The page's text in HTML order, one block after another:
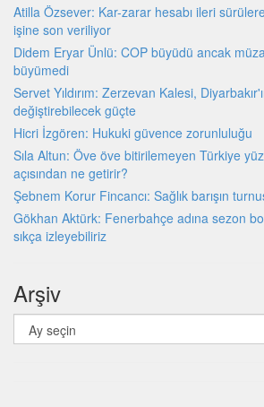
Atilla Özsever: Kar-zarar hesabı ileri
işine son veriliyor
Didem Eryar Ünlü: COP büyüdü ancak
büyümedi
Servet Yıldırım: Zerzevan Kalesi,
değiştirebilecek güçte
Hicri İzgören: Hukuki güvence zorunluluğu
Sıla Altun: Öve öve bitirilemeyen Türkiye
açısından ne getirir?
Şebnem Korur Fincancı: Sağlık barışın
Gökhan Aktürk: Fenerbahçe adına sezon
sıkça izleyebiliriz
Arşiv
Arşiv